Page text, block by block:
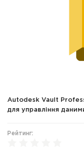
Autodesk Vault
для управління
Рейтинг: